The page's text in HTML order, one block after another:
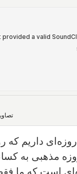
روزه‌ای داریم
‌مذهبی به
است که ما